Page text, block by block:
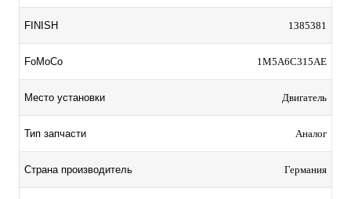
FINISH 1385381
FoMoCo 1M5A6C315AE
Место установки Двигатель
Тип запчасти Аналог
Страна производитель Германия